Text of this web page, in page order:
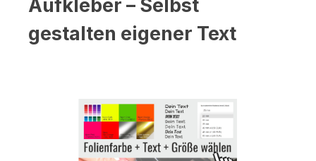
Aufkleber – Selbst
gestalten eigener Text
Bildergalerie überspringen